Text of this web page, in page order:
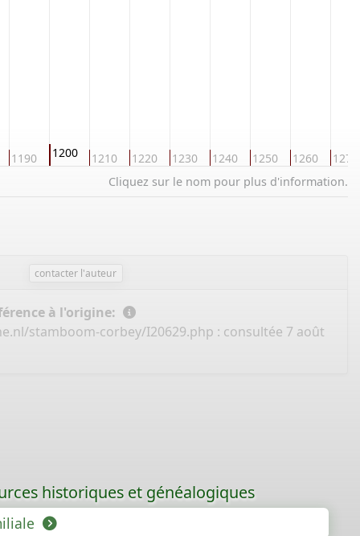
1190 1200 1210 1220 1230 1240 1250 1260 1270
Cliquez sur le nom pour plus d'information.
contacter l'auteur
à l'origine:
stamboom-corbey/I20629.php : consultée 7 août
historiques et généalogiques